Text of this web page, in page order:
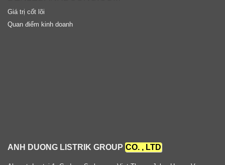
Giá trị cốt lõi
Quan điểm kinh doanh
ANH DUONG LISTRIK GROUP CO. , LTD